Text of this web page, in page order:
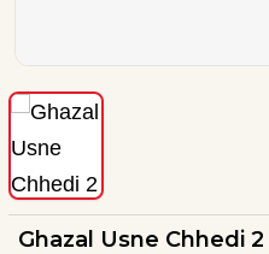
Ghazal Usne Chhedi 2